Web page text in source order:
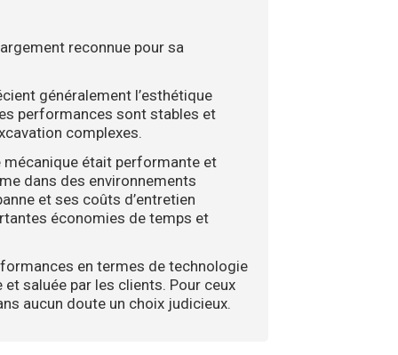
reconnue pour sa
généralement l’esthétique
performances sont stables et
complexes.
mécanique était performante et
dans des environnements
et ses coûts d’entretien
économies de temps et
en termes de technologie
saluée par les clients. Pour ceux
aucun doute un choix judicieux.